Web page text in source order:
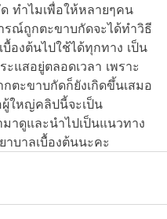
ทำไมเพื่อให้หลายๆคน
รณ์ถูกตะขาบกัดจะได้ทำวิธี
องต้นไปใช้ได้ทุกทาง เป็น
แสอยู่ตลอดเวลา เพราะ
ตะขาบกัดก็ยังเกิดขึ้นเสมอ
ผู้ใหญ่คลิปนี้จะเป็น
าดูและนำไปเป็นแนวทาง
บาลเบื้องต้นนะคะ